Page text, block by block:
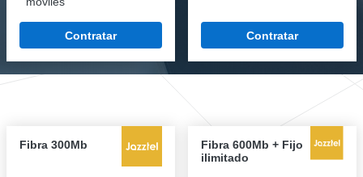
Contratar Contratar
Fibra 300Mb
Fibra 600Mb + Fijo
ilimitado